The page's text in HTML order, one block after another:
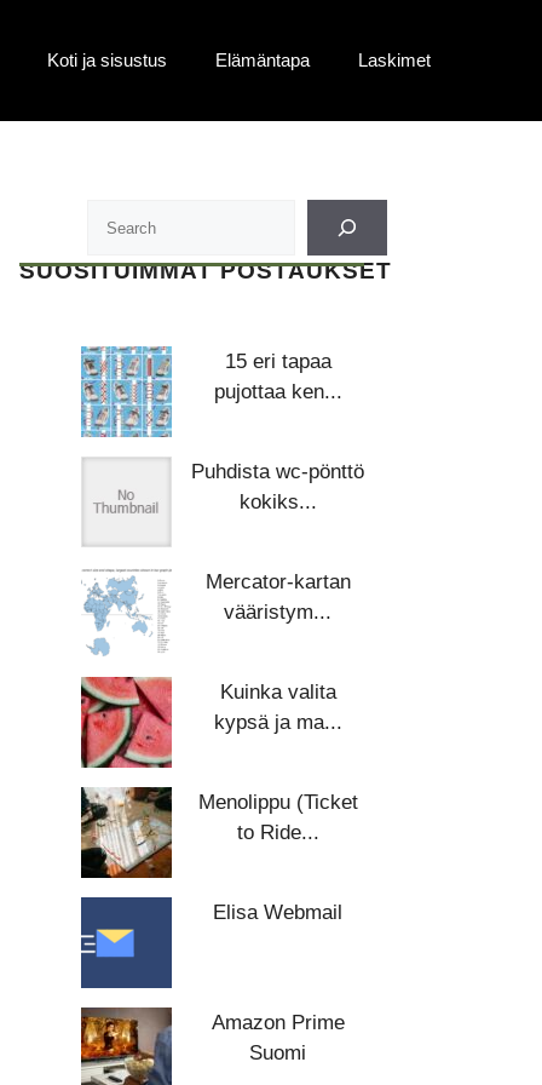
Koti ja sisustus Elämäntapa Laskimet
SUOSITUIMMAT POSTAUKSET
15 eri tapaa
pujottaa ken...
Puhdista wc-pönttö
kokiks...
Mercator-kartan
vääristym...
Kuinka valita
kypsä ja ma...
Menolippu (Ticket
to Ride...
Elisa Webmail
Amazon Prime
Suomi